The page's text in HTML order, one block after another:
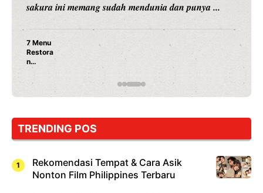
merambah dunia kuliner dengan ...
Nunung Srimulat & Vicky Prasetyo Buka Restoran
Rahasia Mami Bikin Nagih!
TRENDING POS
Rekomendasi Tempat & Cara Asik
Nonton Film Philippines Terbaru